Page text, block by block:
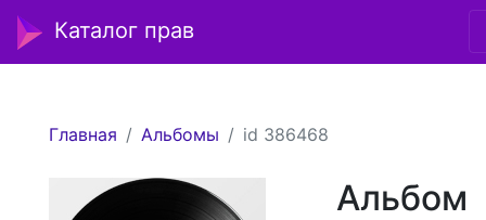
Каталог прав
Главная Альбомы id 386468
Альбом